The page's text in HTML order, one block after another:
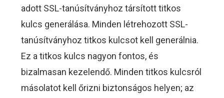
adott SSL-tanúsítványhoz társított titkos
kulcs generálása. Minden létrehozott SSL-
tanúsítványhoz titkos kulcsot kell generálnia.
Ez a titkos kulcs nagyon fontos, és
bizalmasan kezelendő. Minden titkos kulcsról
másolatot kell őrizni biztonságos helyen; az